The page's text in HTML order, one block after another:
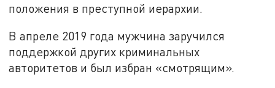
положения в преступной иерархии.
В апреле 2019 года мужчина заручился
поддержкой других криминальных
авторитетов и был избран «смотрящим».